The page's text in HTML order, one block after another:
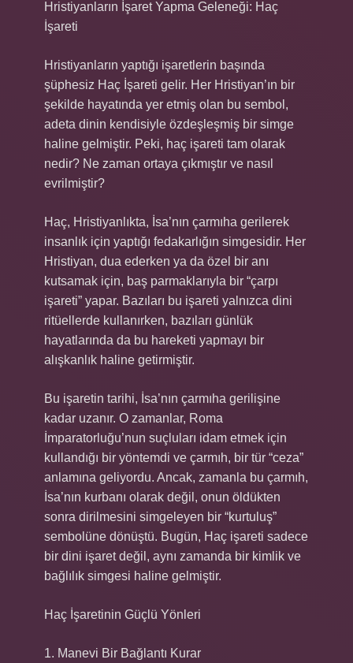
Hristiyanların İşaret Yapma Geleneği: Haç
İşareti
Hristiyanların yaptığı işaretlerin başında
şüphesiz Haç İşareti gelir. Her Hristiyan’ın bir
şekilde hayatında yer etmiş olan bu sembol,
adeta dinin kendisiyle özdeşleşmiş bir simge
haline gelmiştir. Peki, haç işareti tam olarak
nedir? Ne zaman ortaya çıkmıştır ve nasıl
evrilmiştir?
Haç, Hristiyanlıkta, İsa’nın çarmıha gerilerek
insanlık için yaptığı fedakarlığın simgesidir. Her
Hristiyan, dua ederken ya da özel bir anı
kutsamak için, baş parmaklarıyla bir “çarpı
işareti” yapar. Bazıları bu işareti yalnızca dini
ritüellerde kullanırken, bazıları günlük
hayatlarında da bu hareketi yapmayı bir
alışkanlık haline getirmiştir.
Bu işaretin tarihi, İsa’nın çarmıha gerilişine
kadar uzanır. O zamanlar, Roma
İmparatorluğu’nun suçluları idam etmek için
kullandığı bir yöntemdi ve çarmıh, bir tür “ceza”
anlamına geliyordu. Ancak, zamanla bu çarmıh,
İsa’nın kurbanı olarak değil, onun öldükten
sonra dirilmesini simgeleyen bir “kurtuluş”
sembolüne dönüştü. Bugün, Haç işareti sadece
bir dini işaret değil, aynı zamanda bir kimlik ve
bağlılık simgesi haline gelmiştir.
Haç İşaretinin Güçlü Yönleri
1. Manevi Bir Bağlantı Kurar